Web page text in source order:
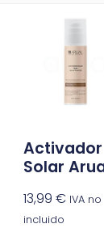
Activador
Solar
13,99 € IVA no
incluido